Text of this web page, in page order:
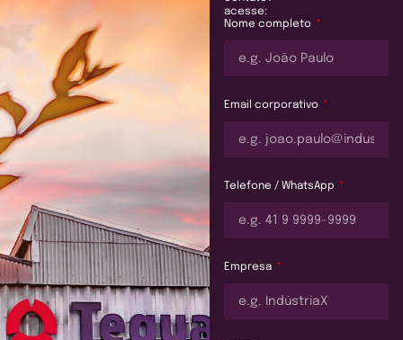
acesse:
Nome completo
Email corporativo
Telefone / WhatsApp
Empresa